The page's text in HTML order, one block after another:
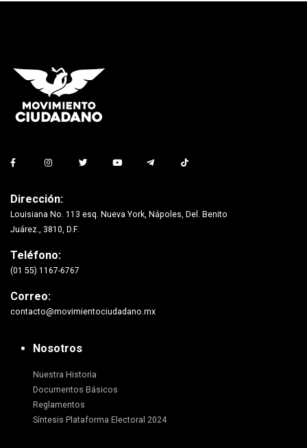
Dirección:
Louisiana No. 113 esq. Nueva York, Nápoles, Del. Benito
Juárez., 3810, D.F.
Teléfono:
(01 55) 1167-6767
Correo:
contacto@movimientociudadano.mx
Nosotros
Nuestra Historia
Documentos Básicos
Reglamentos
Síntesis Plataforma Electoral 2024